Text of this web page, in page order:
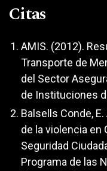
Citas
AMIS. (2012).
Transporte de
del Sector
de Instituciones
Balsells Conde,
de la violencia en
Seguridad
Programa de las